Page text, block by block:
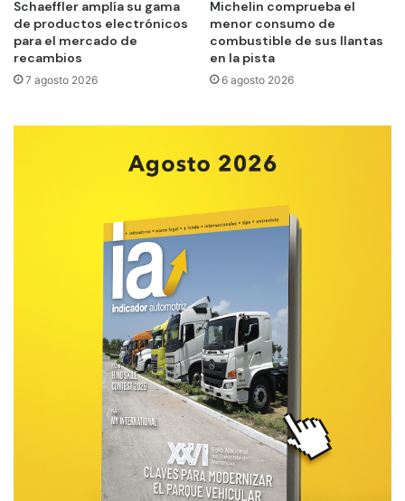
Schaeffler amplía su gama
de productos electrónicos
para el mercado de
recambios
7 agosto 2026
Michelin comprueba el
menor consumo de
combustible de sus llantas
en la pista
6 agosto 2026